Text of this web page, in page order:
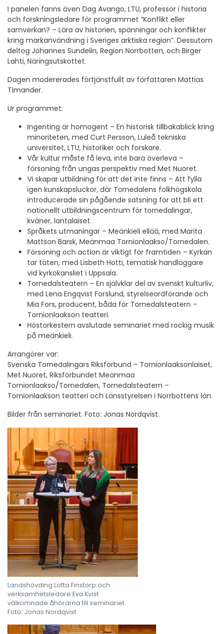
I panelen fanns även Dag Avango, LTU, professor i historia
och forskningsledare för programmet ”Konflikt eller
samverkan? – Lära av historien, spänningar och konflikter
kring markanvändning i Sveriges arktiska region”. Dessutom
deltog Johannes Sundelin, Region Norrbotten, och Birger
Lahti, Näringsutskottet.
Dagen modererades förtjänstfullt av författaren Mattias
Timander.
Ur programmet:
Ingenting är homogent – En historisk tillbakablick kring
minoriteten, med Curt Persson, Luleå tekniska
universitet, LTU, historiker och forskare.
Vår kultur måste få leva, inte bara överleva –
försoning från ungas perspektiv med Met Nuoret.
Vi skapar utbildning för att det inte finns – Att fylla
igen kunskapsluckor, där Tornedalens folkhögskola
introducerade sin pågående satsning för att bli ett
nationellt utbildningscentrum för tornedalingar,
kväner, lantalaiset.
Språkets utmaningar – Meänkieli ellää, med Marita
Mattson Barsk, Meänmaa Tornionlaakso/Tornedalen.
Försoning och action är viktigt för framtiden – Kyrkan
tar täten, med Lisbeth Hotti, tematisk handläggare
vid kyrkokansliet i Uppsala.
Tornedalsteatern – En självklar del av svenskt kulturliv,
med Lena Engqvist Forslund, styrelseordförande och
Mia Fors, producent, båda för Tornedalsteatern –
Tornionlaakson teatteri.
Höstorkestern avslutade seminariet med rockig musik
på meänkieli.
Arrangörer var:
Svenska Tornedalingars Riksförbund – Tornionlaaksonlaiset,
Met Nuoret, Riksförbundet Meänmaa
Tornionlaakso/Tornedalen, Tornedalsteatern –
Tornionlaakson teatteri och Länsstyrelsen i Norrbottens län.
Bilder från seminariet. Foto: Jonas Nordqvist.
Landshövding Lotta Finstorp och
verksamhetsledare Eva Kvist
välkomnade åhörarna till seminariet.
Foto: Jonas Nordqvist